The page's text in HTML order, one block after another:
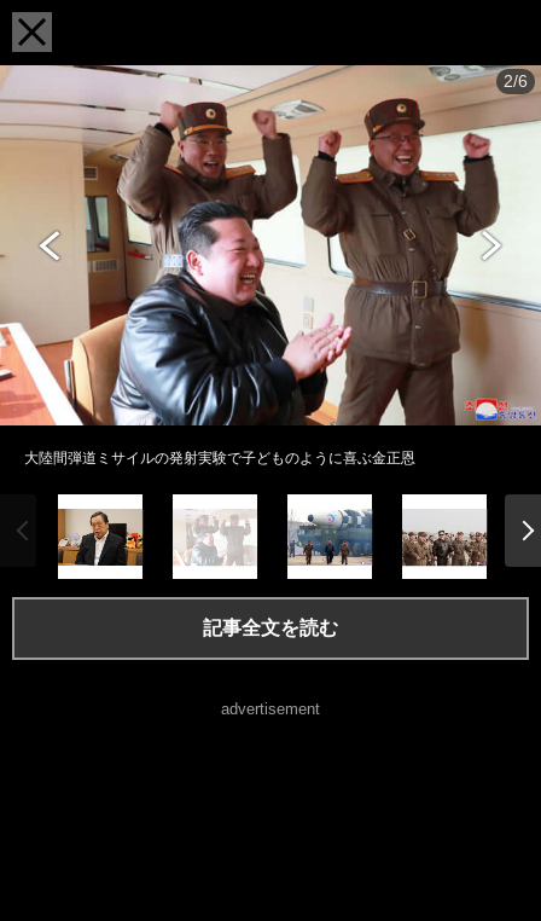
2/6
大陸間弾道ミサイルの発射実験で子どものように喜ぶ金正恩
記事全文を読む
advertisement